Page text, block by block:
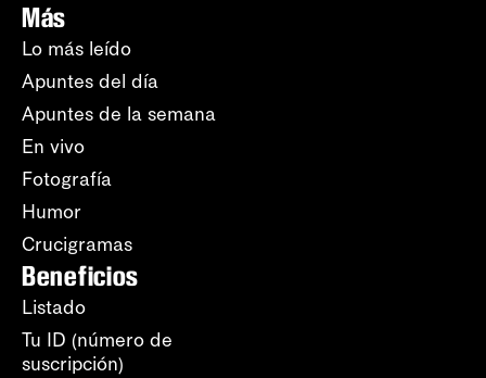
Más
Lo más leído
Apuntes del día
Apuntes de la semana
En vivo
Fotografía
Humor
Crucigramas
Beneficios
Listado
Tu ID (número de
suscripción)